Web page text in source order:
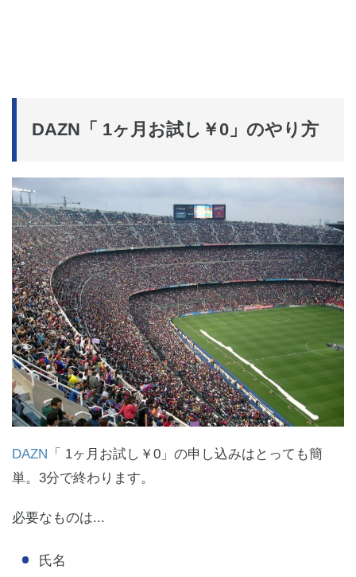
DAZN「 1ヶ月お試し￥0」のやり方
DAZN
「 1ヶ月お試し￥0」の申し込みはとっても簡
単。3分で終わります。
必要なものは...
氏名